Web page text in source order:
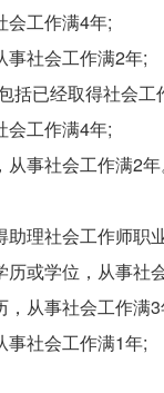
会工作满4年;
事社会工作满2年;
括已经取得社会
会工作满4年;
事社会工作满2年
理社会工作师职
或学位，从事社
，从事社会工作满3
事社会工作满1年;